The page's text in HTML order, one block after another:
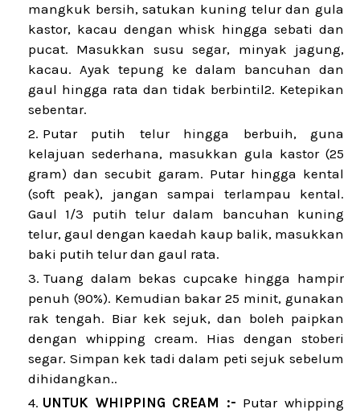
mangkuk bersih, satukan kuning telur dan gula
kastor, kacau dengan whisk hingga sebati dan
pucat. Masukkan susu segar, minyak jagung,
kacau. Ayak tepung ke dalam bancuhan dan
gaul hingga rata dan tidak berbintil2. Ketepikan
sebentar.
Putar putih telur hingga berbuih, guna
kelajuan sederhana, masukkan gula kastor (25
gram) dan secubit garam. Putar hingga kental
(soft peak), jangan sampai terlampau kental.
Gaul 1/3 putih telur dalam bancuhan kuning
telur, gaul dengan kaedah kaup balik, masukkan
baki putih telur dan gaul rata.
Tuang dalam bekas cupcake hingga hampir
penuh (90%). Kemudian bakar 25 minit, gunakan
rak tengah. Biar kek sejuk, dan boleh paipkan
dengan whipping cream. Hias dengan stoberi
segar. Simpan kek tadi dalam peti sejuk sebelum
dihidangkan..
UNTUK WHIPPING CREAM :- Putar whipping